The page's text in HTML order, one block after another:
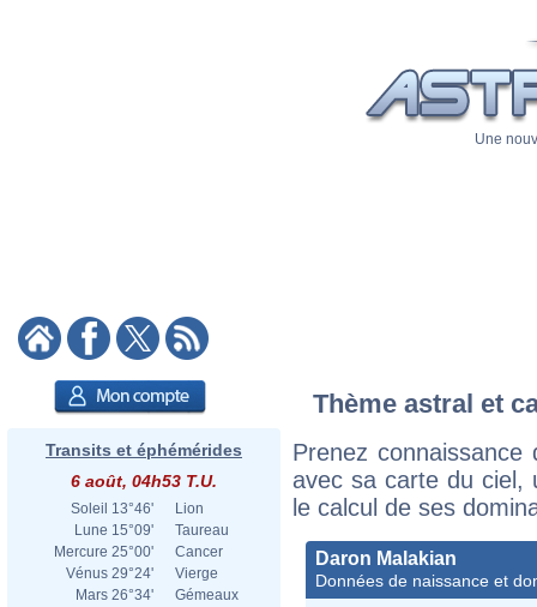
Une
Transits et éphémérides
6 août, 04h53 T.U.
Soleil 13°46'
Lion
Lune 15°09'
Taureau
Mercure 25°00'
Cancer
Vénus 29°24'
Vierge
Mars 26°34'
Gémeaux
Thème astral et
Prenez
avec sa carte du ciel,
le calcul de ses
Daron Malakian
Données de naissance et